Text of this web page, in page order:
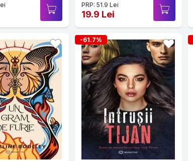
PRP: 51.9 Lei
19.9 Lei
-61.7%